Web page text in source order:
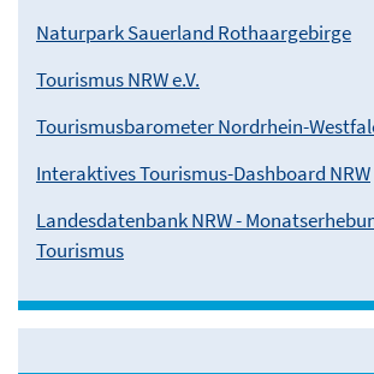
Naturpark Sauerland Rothaargebirge
Tourismus NRW e.V.
Tourismusbarometer Nordrhein-
Interaktives Tourismus-Dashboard NRW
Landesdatenbank NRW -
Tourismus